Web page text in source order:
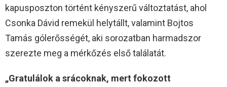
kapusposzton történt kényszerű változtatást, ahol
Csonka Dávid remekül helytállt, valamint Bojtos
Tamás gólerősségét, aki sorozatban harmadszor
szerezte meg a mérkőzés első találatát.
„Gratulálok a srácoknak, mert fokozott